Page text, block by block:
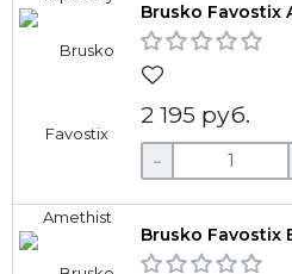
Brusko Favostix
2 195 руб.
-
Brusko Favostix